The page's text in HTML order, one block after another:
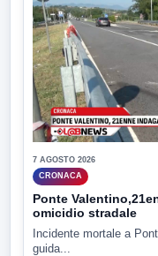
7 AGOSTO 2026
CRONACA
Ponte
omicidio stradale
Incidente mortale a
guida...